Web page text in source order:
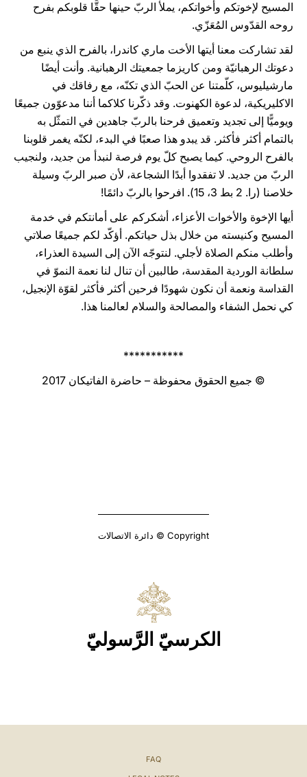
المسيح لإخوتكم وأخواتكم، يملأ الربّ حينها حقًّا قلوبكم بفرح
روحه القدّوس المُعَزّي.
لقد تشاركت معنا أيتها الأخت ماري كاندرا، بالفرح الذي ينبع من
دعوتك الرهبانيّة ومن كاريزما جمعيتك الرهبانية. وأنت أيضًا
مارشيليوس، كلّمتنا عن الحبّ الذي تكنّه، مع رفاقك في
الاكليريكية، لدعوة الكهنوت. وقد ذكّرنا كلاكما أننا مدعوّون جميعًا
ويوميًّا إلى تجديد وتعميق فرحنا بالربّ جاهدين في التمثّل به
بالتمام أكثر فأكثر. قد يبدو هذا صعبًا في البدء، لكنّه يغمر قلوبنا
بالفرح الروحي. كيما يصبح كلّ يوم فرصة لنبدأ من جديد، ولنجيب
الربّ من جديد. لا تفقدوا أبدًا الشجاعة، لأن صبر الربّ وسيلة
خلاصنا (را. 2 بط 3، 15). افرحوا بالربّ دائمًا!
أيها الإخوة والأخوات الأعزاء، أشكركم على أمانتكم في خدمة
المسيح وكنيسته من خلال بذل حياتكم. أؤكّد لكم جميعًا صلاتي
وأطلب منكم الصلاة لأجلي. لنتوجّه الآن إلى السيدة العذراء،
سلطانة الوردية المقدسة، طالبين أن تنال لنا نعمة النموّ في
القداسة ونعمة أن نكون شهودًا فرحين أكثر فأكثر لقوّة الإنجيل،
كي نحمل الشفاء والمصالحة والسلام لعالمنا هذا.
***********
© جميع الحقوق محفوظة – حاضرة الفاتيكان 2017
Copyright © دائرة الاتصالات
الكرسيّ الرَّسوليّ
FAQ